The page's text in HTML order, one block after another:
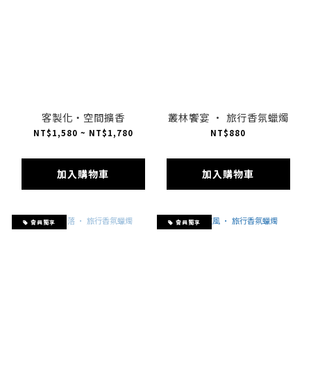
客製化・空間擴香
NT$1,580 ~ NT$1,780
加入購物車
叢林饗宴 · 旅行香氛蠟燭
NT$880
加入購物車
會員獨享 會員獨享